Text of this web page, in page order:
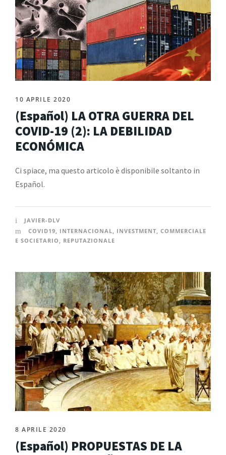
10 APRILE 2020
(Español) LA OTRA GUERRA DEL
COVID-19 (2): LA DEBILIDAD
ECONÓMICA
Ci spiace, ma questo articolo è disponibile soltanto in
Español.
JAVIER-DLV
COVID19
INTERNACIONAL INVESTMENT COMMERCIALE
E SOCIETARIO
REPUTAZIONALE
8 APRILE 2020
(Español) PROPUESTAS DE LA